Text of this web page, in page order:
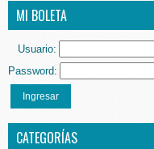
MI BOLETA
Usuario:
Password:
Ingresar
CATEGORÍAS